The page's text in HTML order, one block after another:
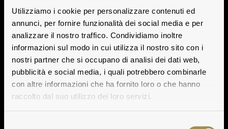
Utilizziamo i cookie per personalizzare contenuti ed
annunci, per fornire funzionalità dei social media e per
analizzare il nostro traffico. Condividiamo inoltre
informazioni sul modo in cui utilizza il nostro sito con i
nostri partner che si occupano di analisi dei dati web,
pubblicità e social media, i quali potrebbero combinarle
con altre informazioni che ha fornito loro o che hanno
raccolto dal suo utilizzo dei loro servizi.